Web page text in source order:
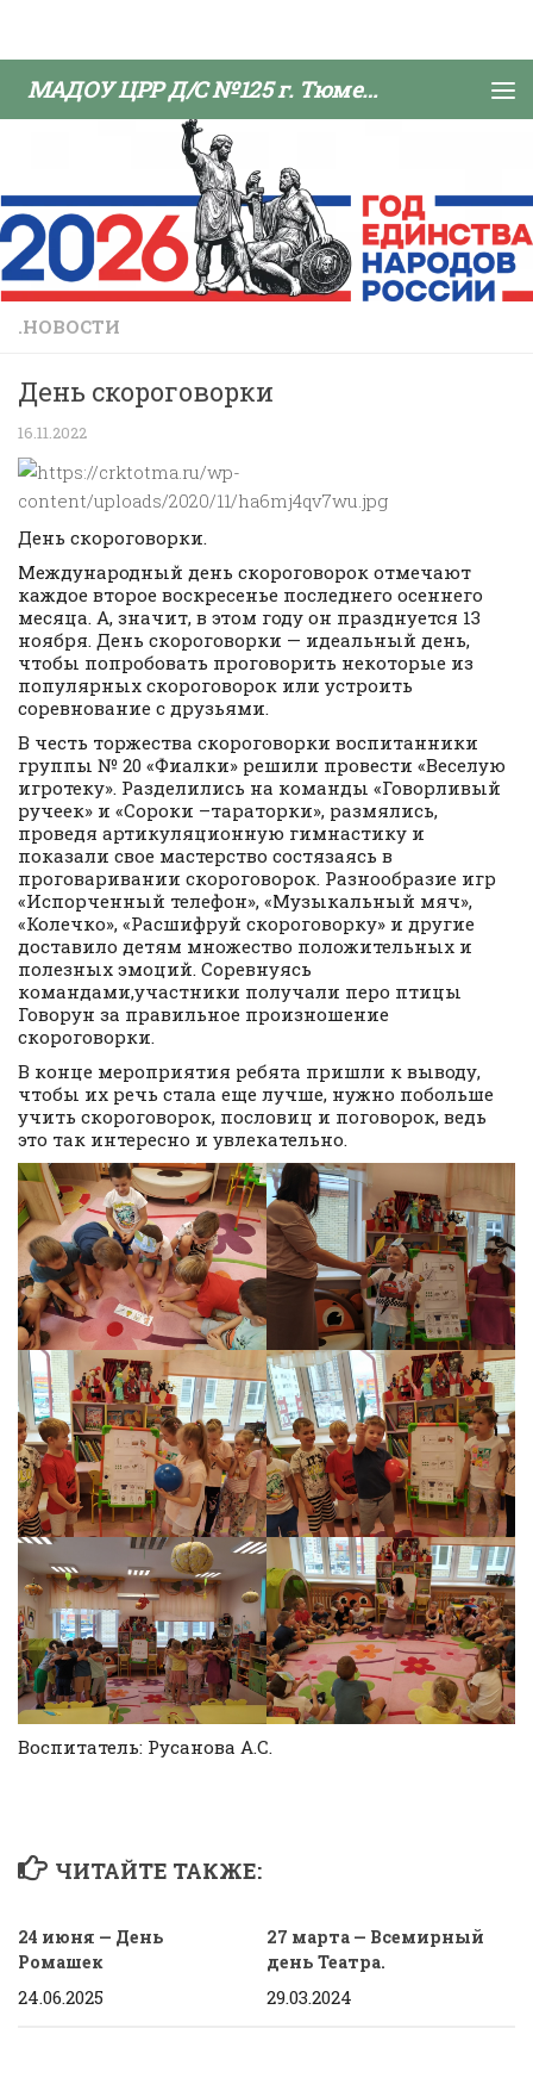
МАДОУ ЦРР Д/С №125 г. Тюмени
.НОВОСТИ
День скороговорки
16.11.2022
День скороговорки.
Международный день скороговорок отмечают
каждое второе воскресенье последнего осеннего
месяца. А, значит, в этом году он празднуется 13
ноября. День скороговорки — идеальный день,
чтобы попробовать проговорить некоторые из
популярных скороговорок или устроить
соревнование с друзьями.
В честь торжества скороговорки воспитанники
группы № 20 «Фиалки» решили провести «Веселую
игротеку». Разделились на команды «Говорливый
ручеек» и «Сороки –тараторки», размялись,
проведя артикуляционную гимнастику и
показали свое мастерство состязаясь в
проговаривании скороговорок. Разнообразие игр
«Испорченный телефон», «Музыкальный мяч»,
«Колечко», «Расшифруй скороговорку» и другие
доставило детям множество положительных и
полезных эмоций. Соревнуясь
командами,участники получали перо птицы
Говорун за правильное произношение
скороговорки.
В конце мероприятия ребята пришли к выводу,
чтобы их речь стала еще лучше, нужно побольше
учить скороговорок, пословиц и поговорок, ведь
это так интересно и увлекательно.
Воспитатель: Русанова А.С.
ЧИТАЙТЕ ТАКЖЕ:
24 июня — День
Ромашек
24.06.2025
27 марта — Всемирный
день Театра.
29.03.2024